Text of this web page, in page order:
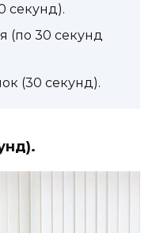
секунд).
(по 30 секунд
(30 секунд).